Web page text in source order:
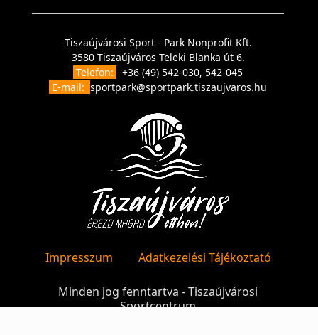
Tiszaújvárosi Sport - Park Nonprofit Kft.
3580 Tiszaújváros Teleki Blanka út 6.
Telefon:
+36 (49) 542-030, 542-045
E-mail: sportpark@sportpark.tiszaujvaros.hu
Impresszum Adatkezelési Tájékoztató
Minden jog fenntartva - Tiszaújvárosi
Sportcentrum